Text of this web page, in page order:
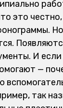
это
И если
—
так